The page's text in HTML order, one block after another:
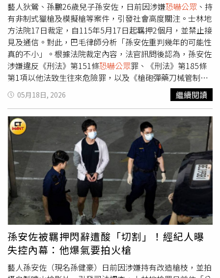
藝人狄鶯、孫鵬26歲兒子孫安佐，日前因涉嫌恐嚇公眾 、持
有非制式獵槍及模擬槍等案件，引發社會高度關注。士林地
方法院17日裁定，自115年5月17日起羈押2個月，並禁止接
見及通信。對此，巴毛律師分析「孫安佐重判幾年的可能性
真的不小」。根據法院裁定內容，法官訊問後認為，孫安佐
涉嫌違反《刑法》第151條恐嚇公眾罪、《刑法》第185條
第1項以他法致生往來危險罪，以及《槍砲彈藥刀械管制條
例》中非法持有非制式獵槍、模擬槍等相關罪嫌，且犯罪嫌
疑重大，因此裁定羈押禁見。案件持續延燒，外界原先多將
焦點放在公共危險或恐嚇公眾等罪名。不過「巴毛律師」陳
宇安，近日則在臉書發文分析，認為孫安佐真正面臨的最大
風險，其實是《槍砲彈藥刀械管制條例》相關刑責。陳宇安
指出，依照《槍砲彈藥刀械管制條例》第7條規定，若未經
許可製造、販賣或運輸各類槍砲、炸彈及爆裂物，最重可處
無期徒刑，或7年以上有期徒刑，並可併科最高3000萬元罰
金，刑責相當沉重。她也分享自己過去承辦槍砲案件的經
驗，表示曾接觸過2起相關案件，其中1件涉及自製爆裂物炸
魚，另1件則是非法販售槍枝。陳宇安指出，當時兩名當事
人最後能獲得相對較輕判決，主要是因為具備「自首」或
「未遂」等減刑條件，再加上沒有前科紀錄，並透過《刑
法》第59條「其情可憫」爭取減刑空間，最終才分別獲判9
個月徒刑及緩刑5年。不過陳宇安認為，孫安佐目前面臨的
情況明顯更加棘手。他指出，由於孫安佐過去在國內外曾多
05月18日, 2026 繼續閱讀
孫安佐被羈押閃辭遭酸「切割」！經紀人曝
失控內幕：他爆氣要拍火槍
藝人孫安佐（現名孫健豪）日前因涉嫌持有改造槍枝，並拍